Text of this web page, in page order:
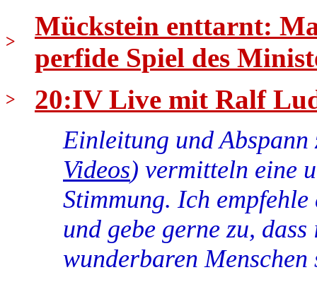
>
Mückstein enttarnt:
perfide Spiel des
> 20:IV Live mit Ralf
Einleitung und
Videos) vermitteln eine
Stimmung. Ich
und gebe gerne zu,
wunderbaren Menschen